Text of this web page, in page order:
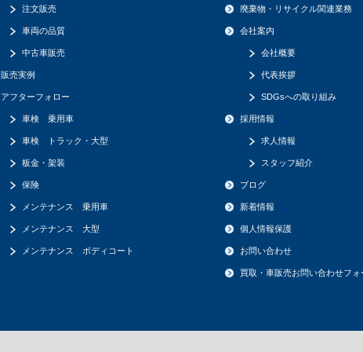
注文販売
車両の品質
中古車販売
販売実例
アフターフォロー
車検 乗用車
車検 トラック・大型
板金・架装
保険
メンテナンス 乗用車
メンテナンス 大型
メンテナンス ボディコート
廃棄物・リサイクル関連業務
会社案内
会社概要
代表挨拶
SDGsへの取り組み
採用情報
求人情報
スタッフ紹介
ブログ
新着情報
個人情報保護
お問い合わせ
買取・車販売お問い合わせフォ